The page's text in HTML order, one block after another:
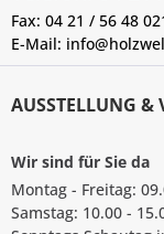
Fax: 04 21 / 56 48
E-Mail:
AUSSTELLUNG &
Wir sind für Sie da
Montag - Freitag:
Samstag: 10.00 -